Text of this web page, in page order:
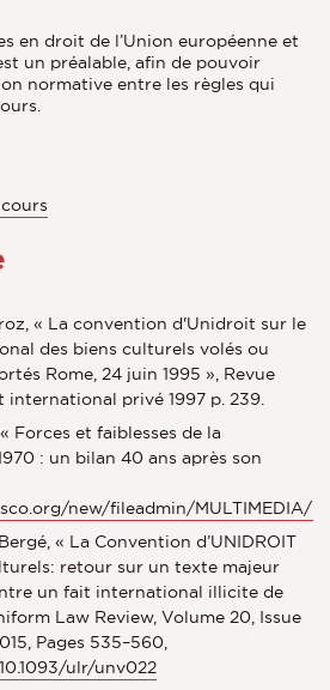
en droit de l’Union européenne et
un préalable, afin de pouvoir
normative entre les règles qui
« La convention d'Unidroit sur le
des biens culturels volés ou
Rome, 24 juin 1995 », Revue
privé 1997 p. 239.
Forces et faiblesses de la
: un bilan 40 ans après son
new/fileadmin/MULTIMEDIA/
« La Convention d’UNIDROIT
retour sur un texte majeur
un fait international illicite de
Law Review, Volume 20, Issue
Pages 535–560,
ulr/unv022